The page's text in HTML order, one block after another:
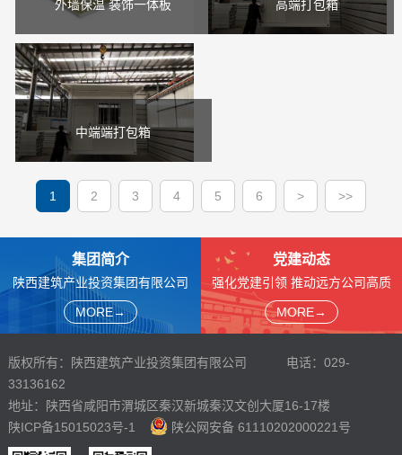
材、瓷砖、木纹等高装
饰、肌理效果
高性能高装饰的特种膜复
外墙保温 装饰一体板
陕建朗业外墙保温装饰一
体板是以外墙无机预涂装
饰板、保温芯材、胶粘剂
在工厂内复合成型，集节
能、装饰、防火、于一体
高端打包箱
3.0mm厚镀锌主梁，含塑
中端端打包箱
2.5mm厚镀锌主梁，含塑
胶地板，电灯，电路
1 2 3 4 5 6 > >>
集团简介
陕西建筑产业投资集团有限公司
成立于2014年7月，是陕西建工
集团股份有限公司的重要子企
业，肩负“助推建筑绿色革命，领
航产业和谐发展”的使命。
MORE→
党建动态
强化党建引领 推动远方公司高质
量发展
关注党建动态,旨在宣传党的方针
政策、展示党建动态。
MORE→
版权所有：陕西建筑产业投资集团有限公司 电话：029-
33136162
地址：陕西省咸阳市渭城区秦汉新城秦汉文创大厦16-17楼
陕ICP备15015023号-1
陕公网安备 61110202000221号